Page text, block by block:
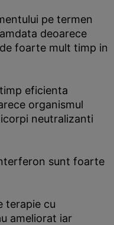
pe termen
deoarece
foarte mult timp in
eficienta
organismul
neutralizanti
sunt foarte
terapie cu
ameliorat iar